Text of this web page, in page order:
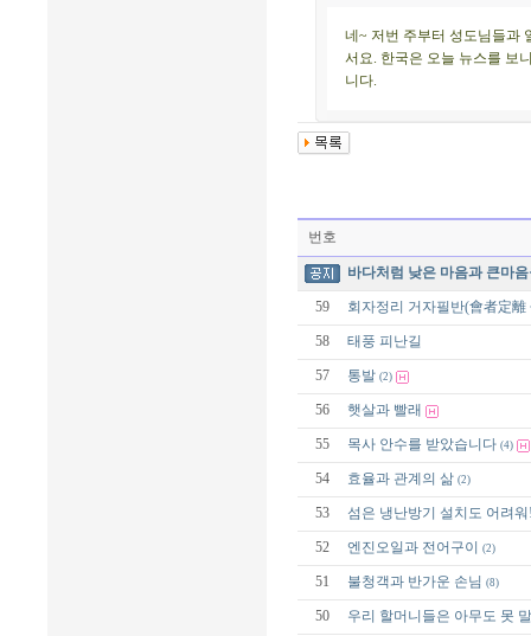
네~ 저번 주부터 성도님들과
서요. 한국은 오늘 뉴스를 보
니다.
번호
바다처럼 낮은 마음과 큰마
59 회자정리 거자필반(會者定離
58 태풍 피난길
57 통발 (2)
56 햇살과 빨래
55 목사 안수를 받았습니다 (4)
54 효율과 관계의 삶 (2)
53 섬은 냉난방기 설치도 어려
52 엔진오일과 전어구이 (2)
51 불청객과 반가운 손님 (8)
50 우리 할머니들은 아무도 못